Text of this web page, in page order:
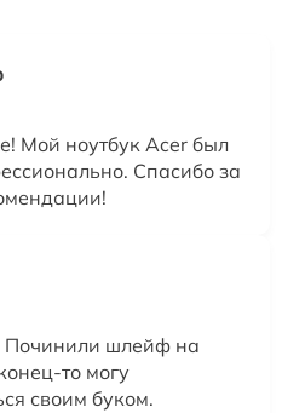
Мой ноутбук Acer был
Спасибо за
Починили шлейф на
то могу
своим буком.